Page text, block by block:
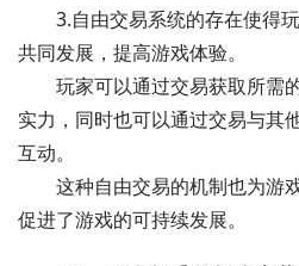
3.自由交易系统的存在使得
共同发展，提高游戏体验。
玩家可以通过交易获取所需
实力，同时也可以通过交易与其
互动。
这种自由交易的机制也为游
促进了游戏的可持续发展。